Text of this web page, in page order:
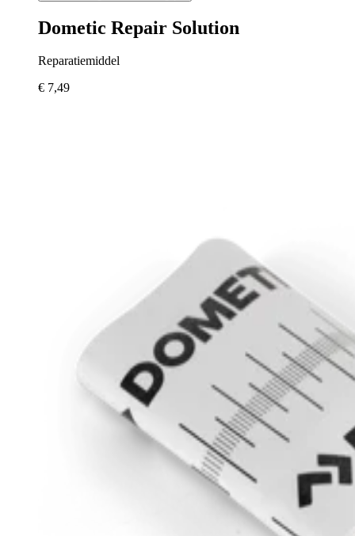
Dometic Repair Solution
Reparatiemiddel
€ 7,49